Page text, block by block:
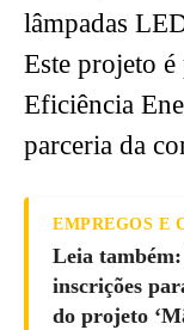
lâmpadas
Este projeto
Eficiência
parceria da
EMPREGOS E
Leia
inscrições
do projeto